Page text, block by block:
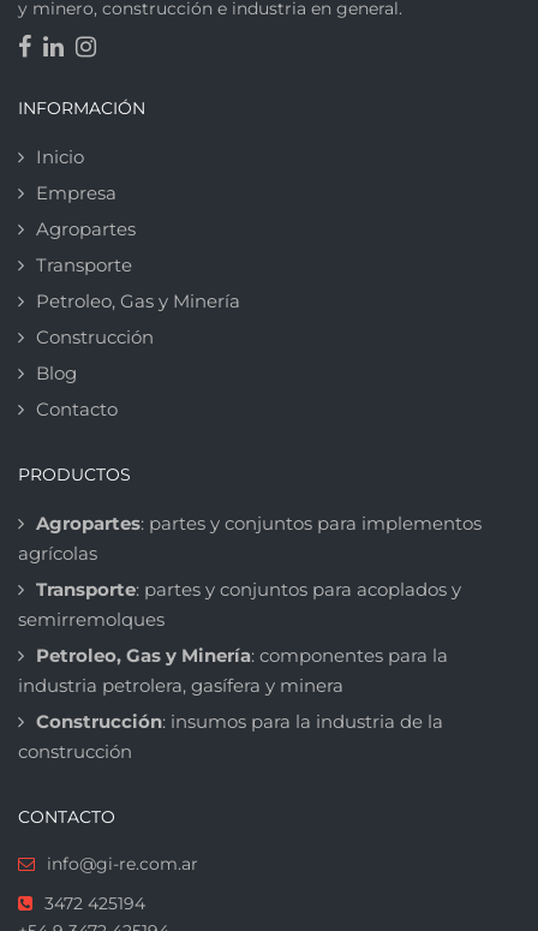
y minero, construcción e industria en general.
INFORMACIÓN
Inicio
Empresa
Agropartes
Transporte
Petroleo, Gas y Minería
Construcción
Blog
Contacto
PRODUCTOS
Agropartes: partes y conjuntos para implementos
agrícolas
Transporte: partes y conjuntos para acoplados y
semirremolques
Petroleo, Gas y Minería: componentes para la
industria petrolera, gasífera y minera
Construcción: insumos para la industria de la
construcción
CONTACTO
info@gi-re.com.ar
3472 425194